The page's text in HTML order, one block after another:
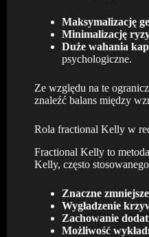
Maksymalizację
Minimalizację
Duże wahania
psychologiczne.
Ze względu na te
znaleźć balans między
Rola fractional Kelly w
Fractional Kelly to
Kelly, często
Znaczne
Wygładzenie
Zachowanie
Możliwość